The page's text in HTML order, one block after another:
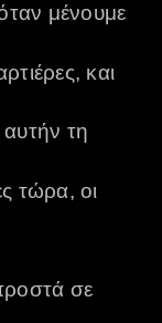
μένουμε
και
τη
τώρα, οι
σε